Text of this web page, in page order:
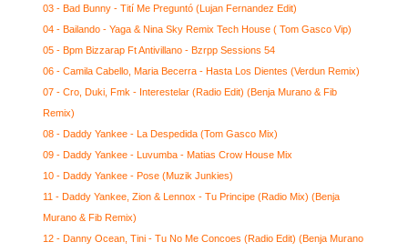
03 - Bad Bunny - Tití Me Preguntó (Lujan Fernandez Edit)
04 - Bailando - Yaga & Nina Sky Remix Tech House ( Tom Gasco Vip)
05 - Bpm Bizzarap Ft Antivillano - Bzrpp Sessions 54
06 - Camila Cabello, Maria Becerra - Hasta Los Dientes (Verdun Remix)
07 - Cro, Duki, Fmk - Interestelar (Radio Edit) (Benja Murano & Fib
Remix)
08 - Daddy Yankee - La Despedida (Tom Gasco Mix)
09 - Daddy Yankee - Luvumba - Matias Crow House Mix
10 - Daddy Yankee - Pose (Muzik Junkies)
11 - Daddy Yankee, Zion & Lennox - Tu Principe (Radio Mix) (Benja
Murano & Fib Remix)
12 - Danny Ocean, Tini - Tu No Me Concoes (Radio Edit) (Benja Murano